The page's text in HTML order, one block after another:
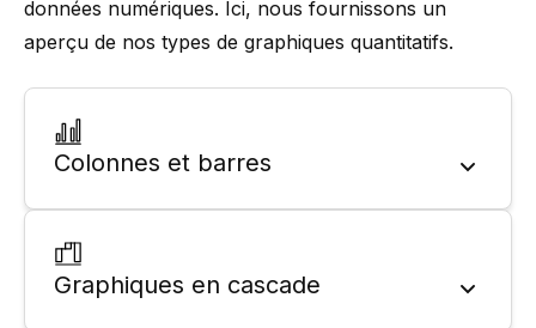
données numériques. Ici, nous fournissons un
aperçu de nos types de graphiques quantitatifs.
Colonnes et barres
Graphiques en cascade